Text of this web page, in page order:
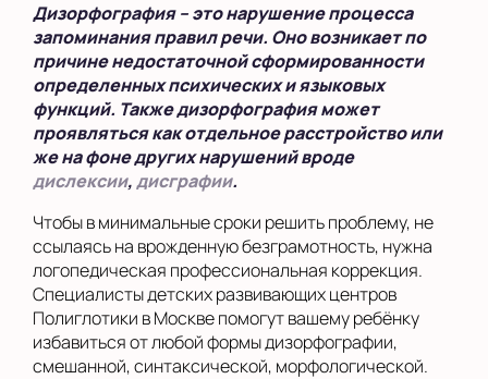
Дизорфография – это нарушение процесса
запоминания правил речи. Оно возникает по
причине недостаточной сформированности
определенных психических и языковых
функций. Также дизорфография может
проявляться как отдельное расстройство или
же на фоне других нарушений вроде
дислексии,дисграфии.
Чтобы в минимальные сроки решить проблему, не
ссылаясь на врожденную безграмотность, нужна
логопедическая профессиональная коррекция.
Специалисты детских развивающих центров
Полиглотики в Москве помогут вашему ребёнку
избавиться от любой формы дизорфографии,
смешанной, синтаксической, морфологической.